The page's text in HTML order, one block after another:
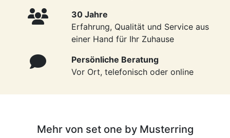
30 Jahre
Erfahrung, Qualität und Service aus
einer Hand für Ihr Zuhause
Persönliche Beratung
Vor Ort, telefonisch oder online
Mehr von set one by Musterring